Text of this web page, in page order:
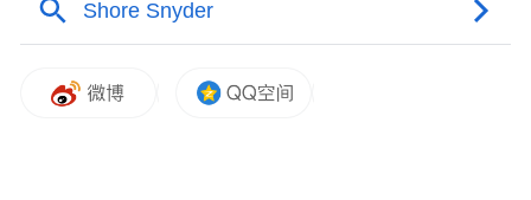
在负荷侧管理方面，公司配合属地政府制订